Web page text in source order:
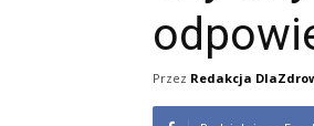
Przez Redakcja